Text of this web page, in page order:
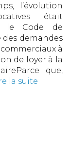
l’évolution
était
le Code de
demandes
à
de loyer à la
que,
la suite